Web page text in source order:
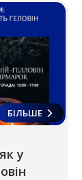
БІЛЬШЕ
у